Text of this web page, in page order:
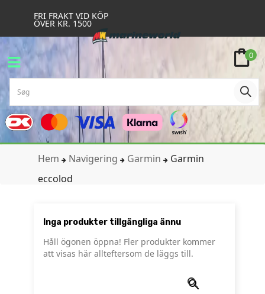
FRI FRAKT VID KÖP
ÖVER KR. 1500
0
Hem Navigering Garmin
Garmin
eccolod
Inga produkter tillgängliga ännu
Håll ögonen öppna! Fler produkter kommer
att visas här allteftersom de läggs till.

